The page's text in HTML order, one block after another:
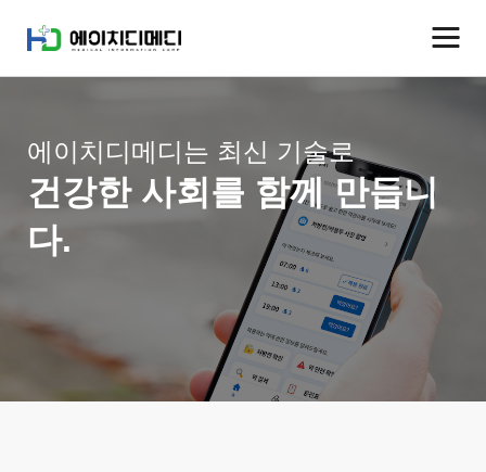
에이치디메디는 최신 기술로
건강한 사회를 함께 만듭니
다.